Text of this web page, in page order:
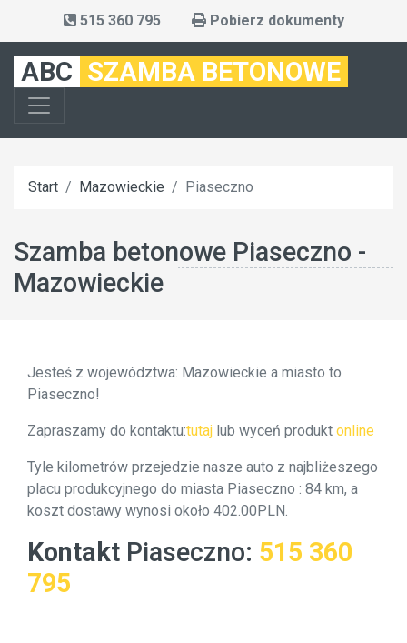
515 360 795 Pobierz dokumenty
ABC SZAMBA BETONOWE
Start Mazowieckie Piaseczno
Szamba betonowe Piaseczno -
Mazowieckie
Jesteś z województwa: Mazowieckie a miasto to
Piaseczno!
Zapraszamy do kontaktu:tutaj lub wyceń produkt online
Tyle kilometrów przejedzie nasze auto z najbliżeszego
placu produkcyjnego do miasta Piaseczno : 84 km, a
koszt dostawy wynosi około 402.00PLN.
Kontakt Piaseczno: 515 360
795